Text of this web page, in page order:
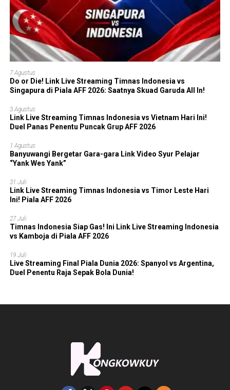
7 Agustus
Do or Die! Link Live Streaming Timnas Indonesia vs
Singapura di Piala AFF 2026: Saatnya Skuad Garuda All In!
3 Agustus
Link Live Streaming Timnas Indonesia vs Vietnam Hari Ini!
Duel Panas Penentu Puncak Grup AFF 2026
1 Agustus
Banyuwangi Bergetar Gara-gara Link Video Syur Pelajar
“Yank Wes Yank”
31 Juli
Link Live Streaming Timnas Indonesia vs Timor Leste Hari
Ini! Piala AFF 2026
27 Juli
Timnas Indonesia Siap Gas! Ini Link Live Streaming Indonesia
vs Kamboja di Piala AFF 2026
19 Juli
Live Streaming Final Piala Dunia 2026: Spanyol vs Argentina,
Duel Penentu Raja Sepak Bola Dunia!